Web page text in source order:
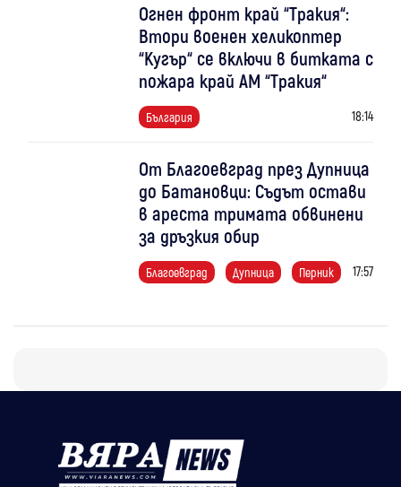
Огнен фронт край “Тракия“:
Втори военен хеликоптер
“Кугър“ се включи в битката с
пожара край АМ “Тракия“
България 18:14
От Благоевград през Дупница
до Батановци: Съдът остави
в ареста тримата обвинени
за дръзкия обир
Благоевград Дупница Перник 17:57